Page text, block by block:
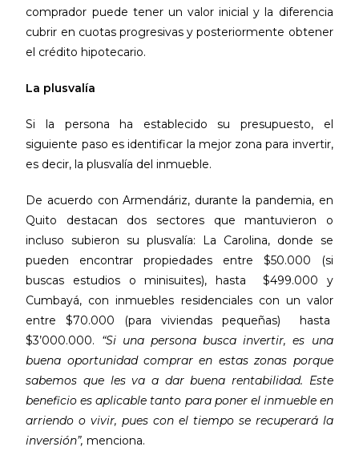
comprador puede tener un valor inicial y la diferencia
cubrir en cuotas progresivas y posteriormente obtener
el crédito hipotecario.
La plusvalía
Si la persona ha establecido su presupuesto, el
siguiente paso es identificar la mejor zona para invertir,
es decir, la plusvalía del inmueble.
De acuerdo con Armendáriz, durante la pandemia, en
Quito destacan dos sectores que mantuvieron o
incluso subieron su plusvalía: La Carolina, donde se
pueden encontrar propiedades entre $50.000 (si
buscas estudios o minisuites), hasta $499.000 y
Cumbayá, con inmuebles residenciales con un valor
entre $70.000 (para viviendas pequeñas) hasta
$3’000.000. “Si una persona busca invertir, es una
buena oportunidad comprar en estas zonas porque
sabemos que les va a dar buena rentabilidad. Este
beneficio es aplicable tanto para poner el inmueble en
arriendo o vivir, pues con el tiempo se recuperará la
inversión”, menciona.